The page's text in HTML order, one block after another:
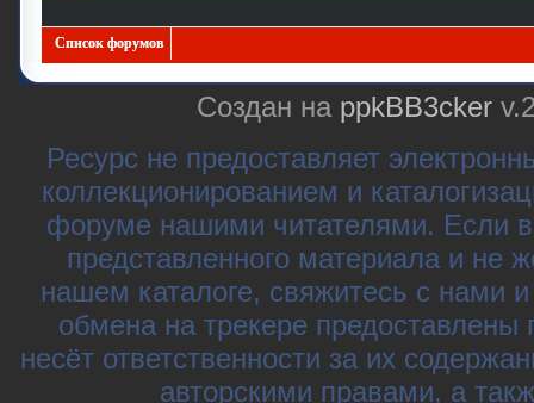
Список форумов
Создан на ppkBB3cker
Ресурс не предоставляет
коллекционированием и
форуме нашими читателями. Если
представленного материала и не
нашем каталоге, свяжитесь с нами
обмена на трекере
несёт ответственности за их
авторскими правами, а